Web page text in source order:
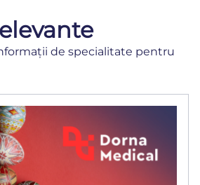
de specialitate pentru